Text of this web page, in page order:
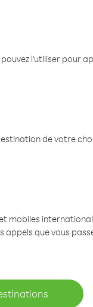
l'utiliser pour
de votre
mobiles
appels que vous